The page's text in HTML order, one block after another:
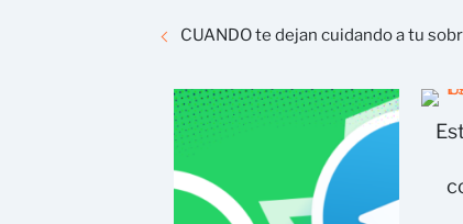
CUANDO te dejan cuidando a tu